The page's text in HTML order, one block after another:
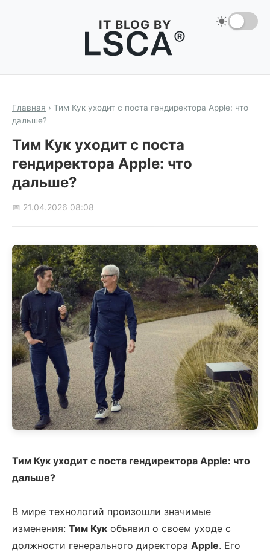
IT BLOG BY
Главная › Тим Кук уходит с поста гендиректора Apple: что
дальше?
Тим Кук уходит с поста
гендиректора Apple: что
дальше?
📅 21.04.2026 08:08
Тим Кук уходит с поста гендиректора Apple: что
дальше?
В мире технологий произошли значимые
изменения: Тим Кук объявил о своем уходе с
должности генерального директора Apple. Его